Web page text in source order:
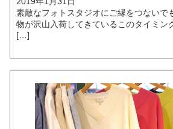
素敵なフォトスタジオにご縁をつない
物が沢山入荷してきているこのタイミン
[…]